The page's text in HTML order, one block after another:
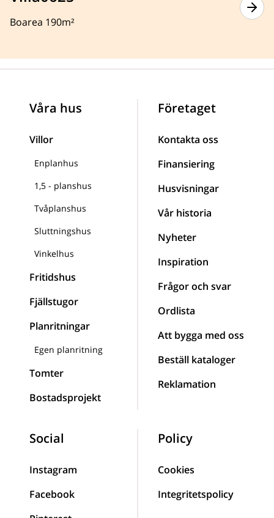
Boarea 190m²
Våra hus
Villor
Enplanhus
1,5 - planshus
Tvåplanshus
Sluttningshus
Vinkelhus
Fritidshus
Fjällstugor
Planritningar
Egen planritning
Tomter
Bostadsprojekt
Företaget
Kontakta oss
Finansiering
Husvisningar
Vår historia
Nyheter
Inspiration
Frågor och svar
Ordlista
Att bygga med oss
Beställ kataloger
Reklamation
Social
Instagram
Facebook
Policy
Cookies
Integritetspolicy